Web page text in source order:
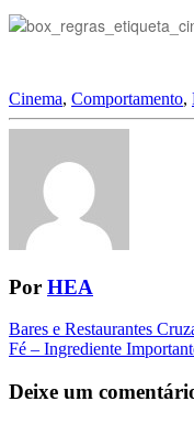
Cinema, Comportamento,
Por HEA
Navegação
da
Postagem
Bares e Restaurantes
Fé – Ingrediente
Deixe um